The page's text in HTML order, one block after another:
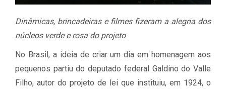
Dinâmicas, brincadeiras e filmes fizeram a alegria dos
núcleos verde e rosa do projeto
No Brasil, a ideia de criar um dia em homenagem aos
pequenos partiu do deputado federal Galdino do Valle
Filho, autor do projeto de lei que instituiu, em 1924, o